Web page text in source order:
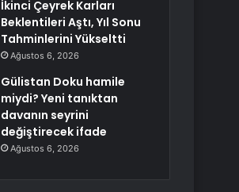
İkinci Çeyrek Karları
Beklentileri Aştı, Yıl Sonu
Tahminlerini Yükseltti
Ağustos 6, 2026
Gülistan Doku hamile
miydi? Yeni tanıktan
davanın seyrini
değiştirecek ifade
Ağustos 6, 2026